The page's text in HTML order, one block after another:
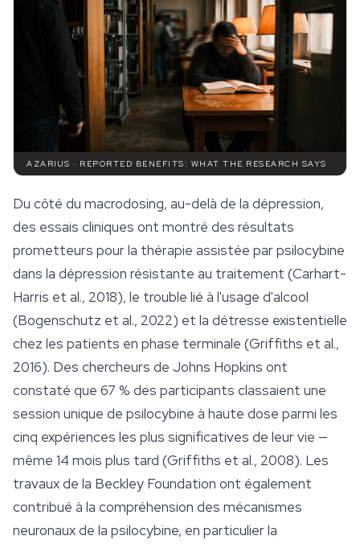
AZARIUS · REPORTED BENEFITS: WHAT THE RESEARCH SAYS
Du côté du macrodosing, au-delà de la dépression,
des essais cliniques ont montré des résultats
prometteurs pour la thérapie assistée par psilocybine
dans la dépression résistante au traitement (Carhart-
Harris et al., 2018), le trouble lié à l'usage d'alcool
(Bogenschutz et al., 2022) et la détresse existentielle
chez les patients en phase terminale (Griffiths et al.,
2016). Des chercheurs de Johns Hopkins ont
constaté que 67 % des participants classaient une
session unique de psilocybine à haute dose parmi les
cinq expériences les plus significatives de leur vie —
même 14 mois plus tard (Griffiths et al., 2008). Les
travaux de la Beckley Foundation ont également
contribué à la compréhension des mécanismes
neuronaux de la psilocybine, en particulier la